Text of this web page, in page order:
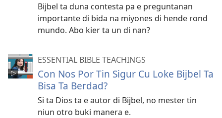
Bijbel ta duna contesta pa e preguntanan
importante di bida na miyones di hende rond
mundo. Abo kier ta un di nan?
ESSENTIAL BIBLE TEACHINGS
Con Nos Por Tin Sigur Cu Loke Bijbel Ta
Bisa Ta Berdad?
Si ta Dios ta e autor di Bijbel, no mester tin
niun otro buki manera e.